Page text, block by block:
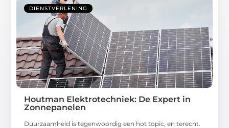
DIENSTVERLENING
Houtman Elektrotechniek: De Expert in
Zonnepanelen
Duurzaamheid is tegenwoordig een hot topic, en terecht.